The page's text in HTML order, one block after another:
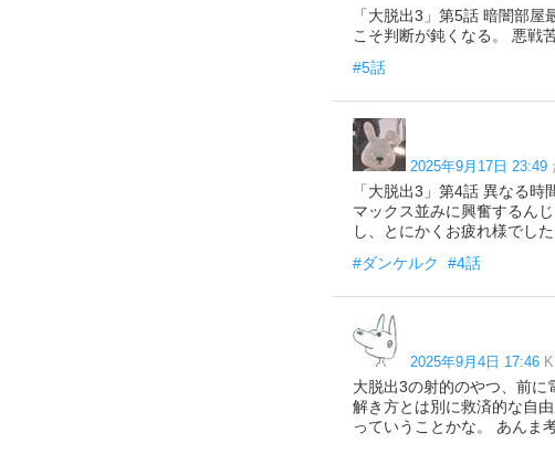
「大脱出3」第5話 暗闇部
こそ判断が鈍くなる。 悪戦
#5話
2025年9月17日 23:49
「大脱出3」第4話 異なる
マックス並みに興奮するん
し、とにかくお疲れ様でし
#ダンケルク
#4話
2025年9月4日 17:46
大脱出3の射的のやつ、前
解き方とは別に救済的な自
っていうことかな。 あんま